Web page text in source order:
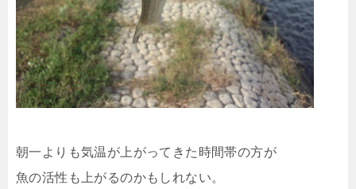
朝一よりも気温が上がってきた時間帯の方が
魚の活性も上がるのかもしれない。